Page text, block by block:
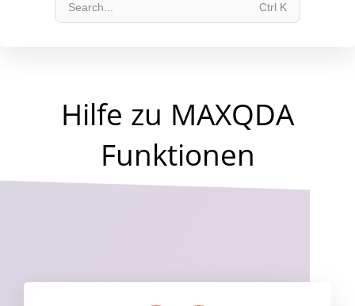
Search Ctrl K
Hilfe zu MAXQDA
Funktionen